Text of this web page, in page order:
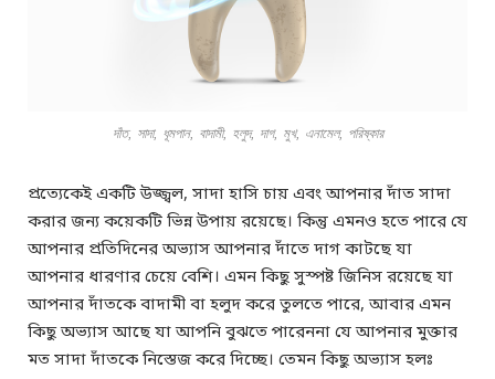
দাঁত, সাদা, ধূমপান, বাদামী, হলুদ, দাগ, মুখ, এনামেল, পরিষ্কার
প্রত্যেকেই একটি উজ্জ্বল, সাদা হাসি চায় এবং আপনার দাঁত সাদা
করার জন্য কয়েকটি ভিন্ন উপায় রয়েছে। কিন্তু এমনও হতে পারে যে
আপনার প্রতিদিনের অভ্যাস আপনার দাঁতে দাগ কাটছে যা
আপনার ধারণার চেয়ে বেশি। এমন কিছু সুস্পষ্ট জিনিস রয়েছে যা
আপনার দাঁতকে বাদামী বা হলুদ করে তুলতে পারে, আবার এমন
কিছু অভ্যাস আছে যা আপনি বুঝতে পারেননা যে আপনার মুক্তার
মত সাদা দাঁতকে নিস্তেজ করে দিচ্ছে। তেমন কিছু অভ্যাস হলঃ